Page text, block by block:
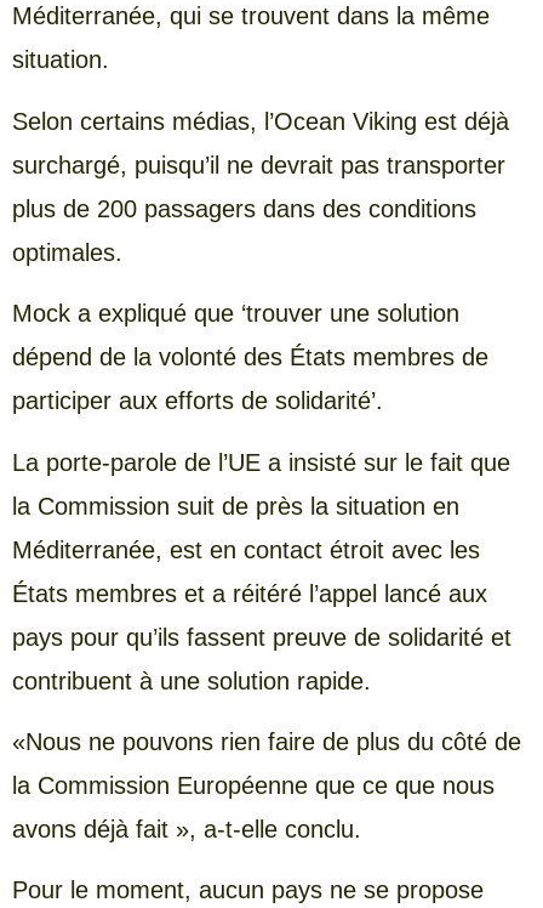
Méditerranée, qui se trouvent dans la même
situation.
Selon certains médias, l’Ocean Viking est déjà
surchargé, puisqu’il ne devrait pas transporter
plus de 200 passagers dans des conditions
optimales.
Mock a expliqué que ‘trouver une solution
dépend de la volonté des États membres de
participer aux efforts de solidarité’.
La porte-parole de l’UE a insisté sur le fait que
la Commission suit de près la situation en
Méditerranée, est en contact étroit avec les
États membres et a réitéré l’appel lancé aux
pays pour qu’ils fassent preuve de solidarité et
contribuent à une solution rapide.
«Nous ne pouvons rien faire de plus du côté de
la Commission Européenne que ce que nous
avons déjà fait », a-t-elle conclu.
Pour le moment, aucun pays ne se propose